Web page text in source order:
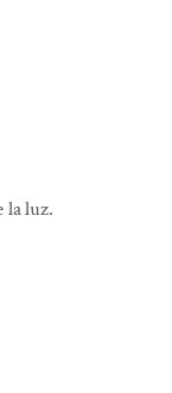
la luz.